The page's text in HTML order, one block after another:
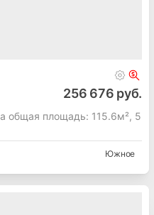
256 676 руб.
общая площадь: 115.6м², 5
Южное